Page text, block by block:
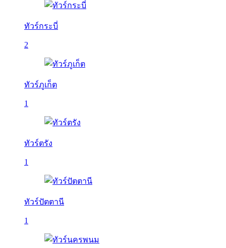
ทัวร์กระบี่
2
ทัวร์ภูเก็ต
1
ทัวร์ตรัง
1
ทัวร์ปัตตานี
1